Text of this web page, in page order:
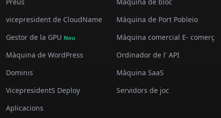
vicepresident de CloudName
Gestor de la GPU Nou
Màquina de WordPress
Dominis
VicepresidentS Deploy
Aplicacions
Màquina de Port Pobleio
Màquina comercial E- comerç
Ordinador de l' API
Màquina SaaS
Servidors de joc